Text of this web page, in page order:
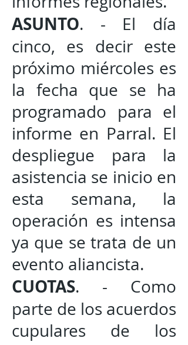
ASUNTO. - El día
cinco, es decir este
próximo miércoles es
la fecha que se ha
programado para el
informe en Parral. El
despliegue para la
asistencia se inicio en
esta semana, la
operación es intensa
ya que se trata de un
evento aliancista.
CUOTAS. - Como
parte de los acuerdos
cupulares de los